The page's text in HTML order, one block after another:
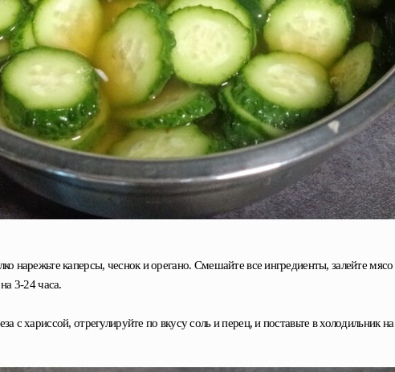
нарежьте каперсы, чеснок и орегано. Смешайте все ингредиенты, залейте мясо
3-24 часа.
с хариссой, отрегулируйте по вкусу соль и перец, и поставьте в холодильник на